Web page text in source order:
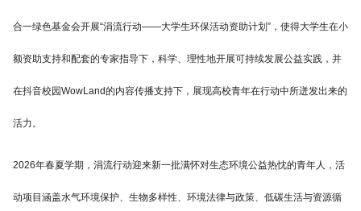
合一绿色基金会开展“涓流行动——大学生环保活动资助计划”，使得大学生在小
额资助支持和配套的专家指导下，科学、理性地开展可持续发展公益实践，并
在抖音校园WowLand的内容传播支持下，展现高校青年在行动中所迸发出来的
活力。
2026年春夏学期，涓流行动迎来新一批满怀对生态环境公益热忱的青年人，活
动项目涵盖水气环境保护、生物多样性、环境法律与政策、低碳生活与资源循